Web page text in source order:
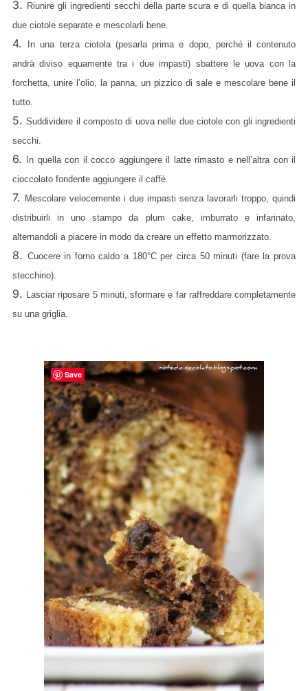
3. Riunire gli ingredienti secchi della parte scura e di quella bianca in
due ciotole separate e mescolarli bene.
4.
In una terza ciotola (pesarla prima e dopo, perché il contenuto
andrà diviso equamente tra i due impasti) sbattere le uova con la
forchetta, unire l’olio, la panna, un pizzico di sale e mescolare bene il
tutto.
5.Suddividere il composto di uova nelle due ciotole con gli ingredienti
secchi.
6.
In quella con il cocco aggiungere il latte rimasto e nell’altra con il
cioccolato fondente aggiungere il caffè.
7. Mescolare velocemente i due impasti senza lavorarli troppo, quindi
distribuirli in uno stampo da plum cake, imburrato e infarinato,
alternandoli a piacere in modo da creare un effetto marmorizzato.
8. Cuocere in forno caldo a 180°C per circa 50 minuti (fare la prova
stecchino).
9.
Lasciar riposare 5 minuti, sformare e far raffreddare completamente
su una griglia.
Save